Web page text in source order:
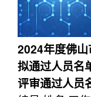
2024年度佛
拟通过人员名
评审通过人员